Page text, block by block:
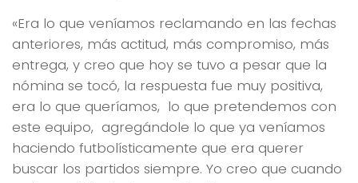
«Era lo que veníamos reclamando en las fechas
anteriores, más actitud, más compromiso, más
entrega, y creo que hoy se tuvo a pesar que la
nómina se tocó, la respuesta fue muy positiva,
era lo que queríamos, lo que pretendemos con
este equipo, agregándole lo que ya veníamos
haciendo futbolísticamente que era querer
buscar los partidos siempre. Yo creo que cuando